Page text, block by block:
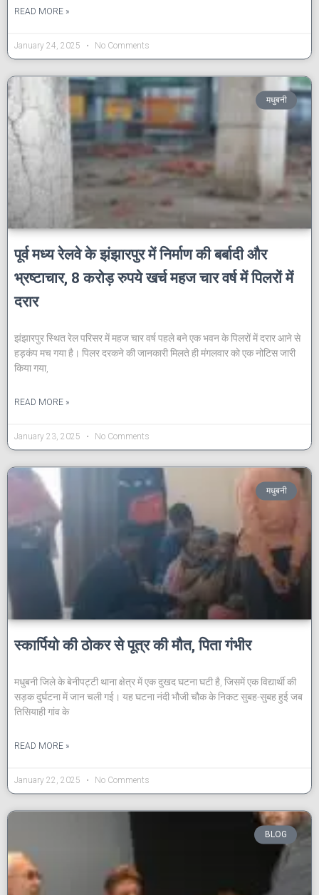
READ MORE »
January 24, 2025 No Comments
मधुबनी
पूर्व मध्य रेलवे के झंझारपुर में निर्माण की बर्बादी और
भ्रष्टाचार, 8 करोड़ रुपये खर्च महज चार वर्ष में पिलरों में
दरार
झंझारपुर स्थित रेल परिसर में महज चार वर्ष पहले बने एक भवन के पिलरों में दरार आने से
हड़कंप मच गया है। पिलर दरकने की जानकारी मिलते ही मंगलवार को एक नोटिस जारी
किया गया,
READ MORE »
January 23, 2025 No Comments
मधुबनी
स्कार्पियो की ठोकर से पूत्र की मौत, पिता गंभीर
मधुबनी जिले के बेनीपट्टी थाना क्षेत्र में एक दुखद घटना घटी है, जिसमें एक विद्यार्थी की
सड़क दुर्घटना में जान चली गई। यह घटना नंदी भौजी चौक के निकट सुबह-सुबह हुई जब
तिसियाही गांव के
READ MORE »
January 22, 2025 No Comments
BLOG